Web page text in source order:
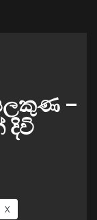
–
දිවි
X